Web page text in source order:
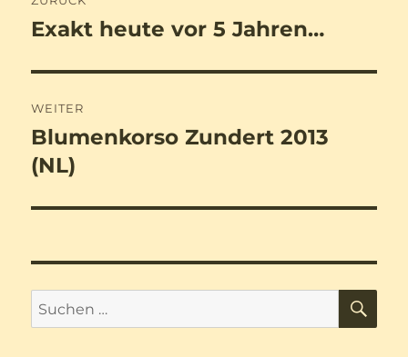
Vorheriger
Exakt heute vor 5 Jahren…
WEITER
Nächster
Beitrag:
Blumenkorso Zundert 2013
(NL)
Suchen
nach: